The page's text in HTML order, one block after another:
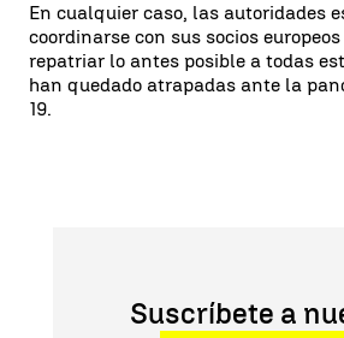
En cualquier caso, las autoridades
coordinarse con sus socios
repatriar lo antes posible a todas
han quedado atrapadas ante la
19.
Suscríbete a